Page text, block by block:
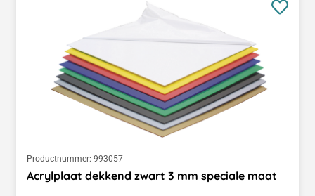
Productnummer: 993057
Acrylplaat dekkend zwart 3 mm speciale maat